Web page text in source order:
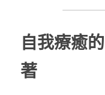
自我療癒
著